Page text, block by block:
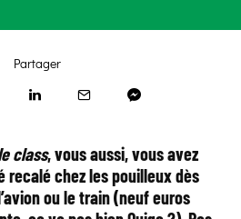
Partager
class, vous aussi, vous avez
recalé chez les pouilleux dès
ou le train (neuf euros